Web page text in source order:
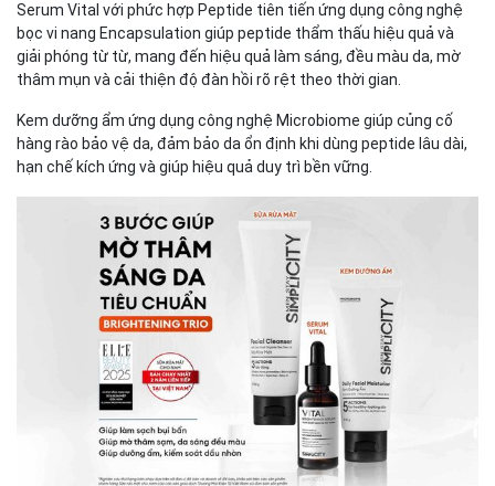
Serum Vital với phức hợp Peptide tiên tiến ứng dụng công nghệ
bọc vi nang Encapsulation giúp peptide thẩm thấu hiệu quả và
giải phóng từ từ, mang đến hiệu quả làm sáng, đều màu da, mờ
thâm mụn và cải thiện độ đàn hồi rõ rệt theo thời gian.
Kem dưỡng ẩm ứng dụng công nghệ Microbiome giúp củng cố
hàng rào bảo vệ da, đảm bảo da ổn định khi dùng peptide lâu dài,
hạn chế kích ứng và giúp hiệu quả duy trì bền vững.